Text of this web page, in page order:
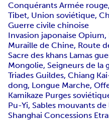
Conquérants Armée
Tibet, Union soviétique,
Guerre civile chinoise
Invasion japonaise
Muraille de Chine, Route
Sacre des khans Lamas
Mongolie, Seigneurs de la
Triades Guildes, Chiang
dong, Longue Marche,
Kamikaze Purges
Pu-Yi, Sables mouvants de
Shanghai Concessions